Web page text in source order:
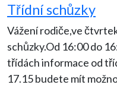
Třídní schůzky
Vážení rodiče,ve
schůzky.Od 16:00 do
třídách informace od
17.15 budete mít